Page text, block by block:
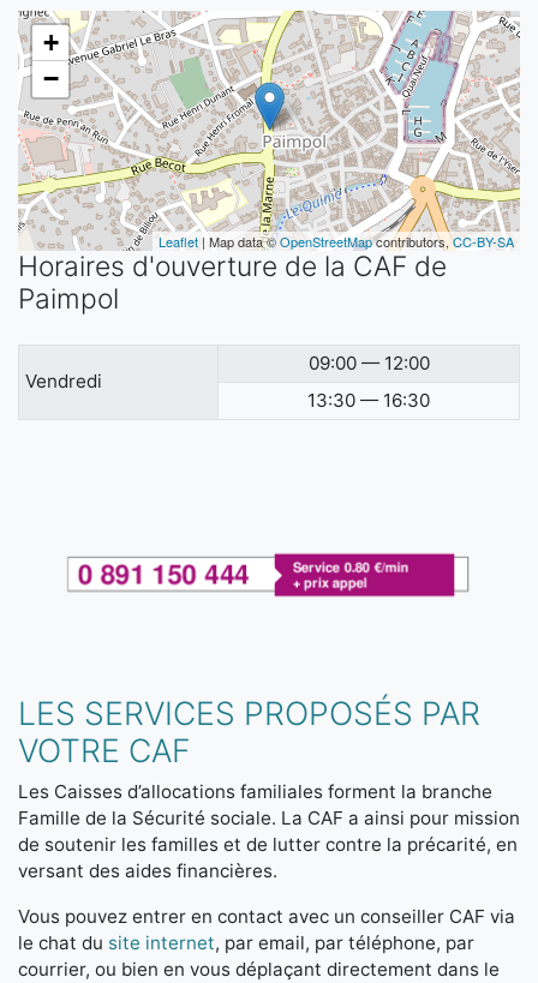
+
−
Leaflet | Map data ©OpenStreetMapcontributors,CC-BY-SA
Horaires d'ouverture de la CAF de
Paimpol
Vendredi
09:00 — 12:00
13:30 — 16:30
LES SERVICES PROPOSÉS PAR
VOTRE CAF
Les Caisses d’allocations familiales forment la branche
Famille de la Sécurité sociale. La CAF a ainsi pour mission
de soutenir les familles et de lutter contre la précarité, en
versant des aides financières.
Vous pouvez entrer en contact avec un conseiller CAF via
le chat du site internet, par email, par téléphone, par
courrier, ou bien en vous déplaçant directement dans le